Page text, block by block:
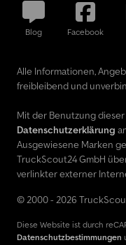
Blog Facebook
Alle Informationen,
freibleibend und
Mit der Benutzung
Datenschutzerklärung
Ausgewiesene Marken
TruckScout24 GmbH
verlinkter externer
© 2000 - 2026
Diese Website ist durch
Datenschutzbestimmungen